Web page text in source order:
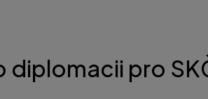
diplomacii pro